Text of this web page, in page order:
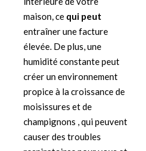
maison, ce qui peut
entraîner une facture
élevée. De plus, une
humidité constante peut
créer un environnement
propice à la croissance de
moisissures et de
champignons , qui peuvent
causer des troubles